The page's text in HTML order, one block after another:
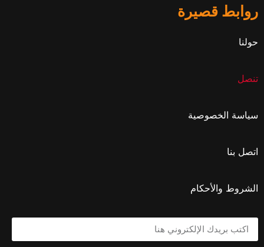
روابط قصيرة
حولنا
تنصل
سياسة الخصوصية
اتصل بنا
الشروط والأحكام